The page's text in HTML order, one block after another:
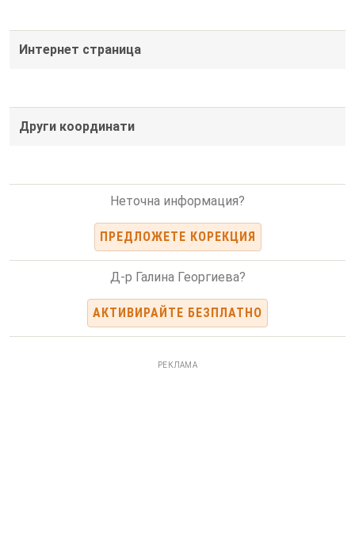
Интернет страница
Други координати
Неточна информация?
ПРЕДЛОЖЕТЕ КОРЕКЦИЯ
Д-р Галина Георгиева?
АКТИВИРАЙТЕ БЕЗПЛАТНО
РЕКЛАМА